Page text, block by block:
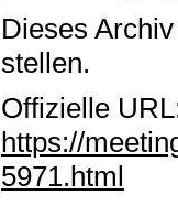
Dieses
stellen.
Offizielle
https://
5971.html